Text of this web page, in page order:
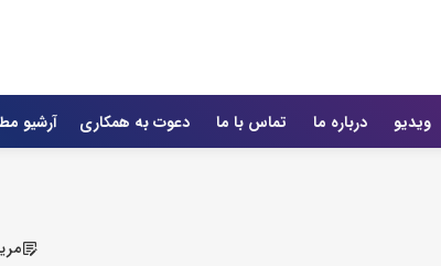
ویدیو درباره ما تماس با ما دعوت به همکاری آرشیو